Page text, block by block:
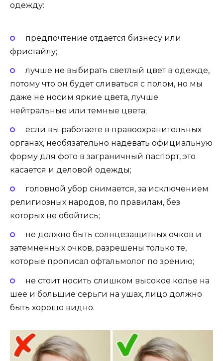
одежду:
предпочтение отдается бизнесу или
фристайлу;
лучше не выбирать светлый цвет в одежде,
потому что он будет сливаться с полом, но мы
даже не носим яркие цвета, лучше
нейтральные или темные цвета;
если вы работаете в правоохранительных
органах, необязательно надевать официальную
форму для фото в заграничный паспорт, это
касается и деловой одежды;
головной убор снимается, за исключением
религиозных народов, по правилам, без
которых не обойтись;
не должно быть солнцезащитных очков и
затемненных очков, разрешены только те,
которые прописал офтальмолог по зрению;
не стоит носить слишком высокое колье на
шее и большие серьги на ушах, лицо должно
быть хорошо видно.